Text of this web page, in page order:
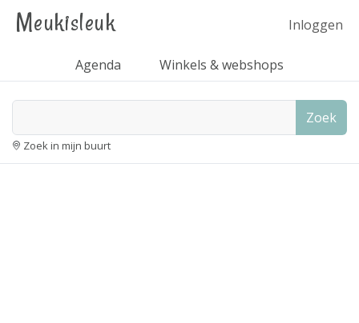
Meukisleuk Inloggen
Agenda Winkels & webshops
Zoek
Zoek in mijn buurt